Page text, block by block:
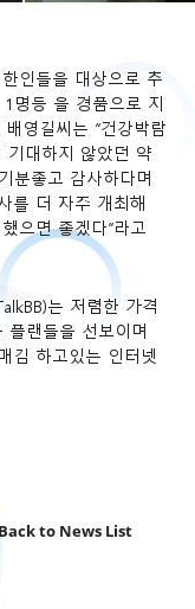
인들을 대상으로 추
명등 을 경품으로 지
영길씨는 “건강박람
기대하지 않았던 약
분좋고 감사하다며
를 더 자주 개최해
으면 좋겠다”라고
는 저렴한 가격
플랜들을 선보이며
김 하고있는 인터넷
to News List